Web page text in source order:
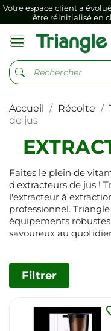
Votre espace client a
être réinitialisé en
Si vous aviez mémorisé
navigateur internet, il doit
Votre espace client a
être réinitialisé en
Si vous aviez mémorisé
navigateur internet, il doit
Accueil Récolte
de jus
Faites le plein de
d'extracteurs de jus !
l'extracteur à
professionnel.
équipements
savoureux au
Filtrer